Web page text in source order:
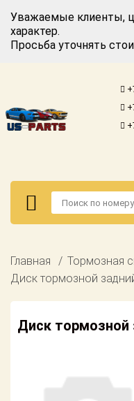
Уважаемые клиенты,
характер.
Просьба уточнять
Авторизация
американских
автомобилей
запросу
техобслуживание
Оплата
Регистрация
американских
автомобилей
Главная
Тормозная
Диск тормозной
Диск тормозной